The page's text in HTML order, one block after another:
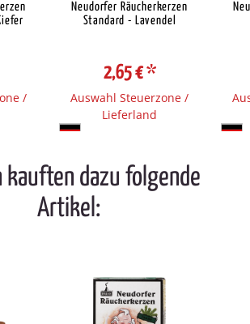
/
Neudorfer Räucherkerzen
Standard - Lavendel
2,65 €*
Auswahl Steuerzone /
Lieferland
kauften dazu folgende
Artikel: